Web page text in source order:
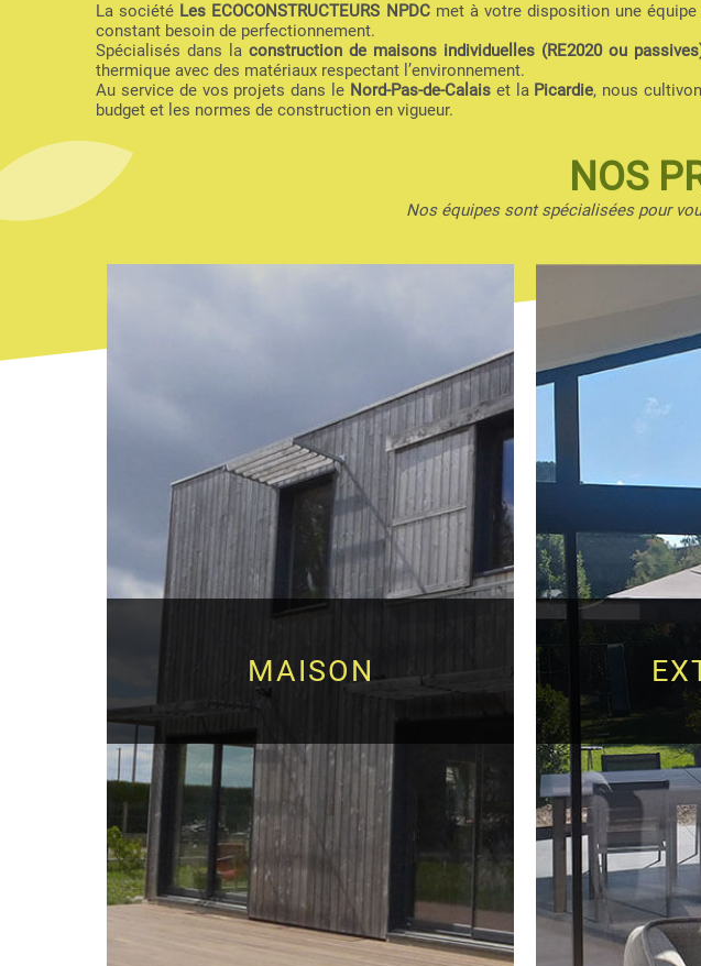
La société Les ECOCONSTRUCTEURS NPDCmet à votre disposition une équipe
constant besoin de perfectionnement.
Spécialisés dans la construction de maisons individuelles (RE2020 ou
thermique avec des matériaux respectant l’environnement.
Au service de vos projets dans le Nord-Pas-de-Calaiset la Picardie, nous
budget et les normes de construction en vigueur.
NOS
Nos équipes sont spécialisées pour
MAISON